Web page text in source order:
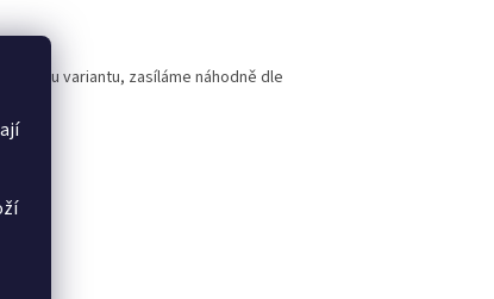
variantu, zasíláme náhodně dle